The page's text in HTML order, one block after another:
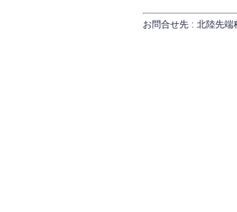
お問合せ先 : 北陸先